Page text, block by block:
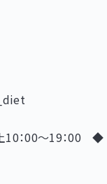
10：00～19：00 ◆